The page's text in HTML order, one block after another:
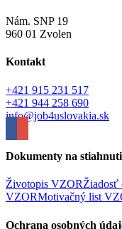
Nám. SNP 19
960 01 Zvolen
Kontakt
+421 915 231 517
+421 944 258 690
info@job4uslovakia.sk
Dokumenty na
Životopis VZORŽiadosť
VZORMotivačný list
Ochrana osobných